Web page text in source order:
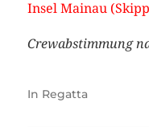
Insel Mainau
Crewabstimmung
In Regatta